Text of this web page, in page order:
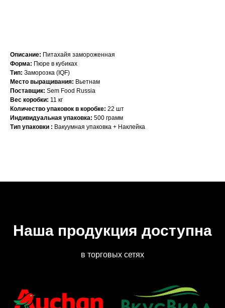
Описание: Питахайя замороженная
Форма: Пюре в кубиках
Тип: Заморозка (IQF)
Место выращивания: Вьетнам
Поставщик: Sem Food Russia
Вес коробки: 11 кг
Количество упаковок в коробке: 22 шт
Индивидуальная упаковка: 500 грамм
Тип упаковки : Вакуумная упаковка + Наклейка
Наша продукция доступна
в торговых сетях